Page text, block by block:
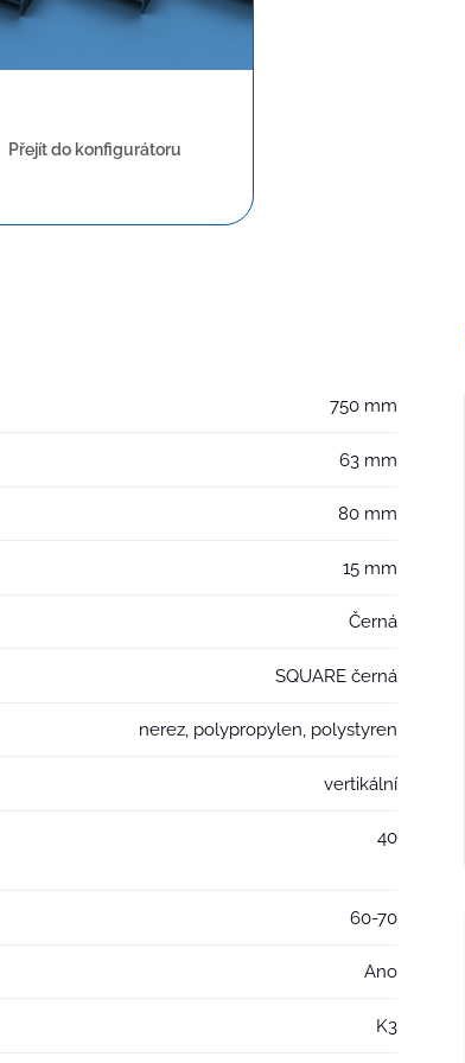
Přejít do konfigurátoru
750 mm
63 mm
80 mm
15 mm
Černá
SQUARE černá
nerez, polypropylen, polystyren
vertikální
40
60-70
Ano
K3